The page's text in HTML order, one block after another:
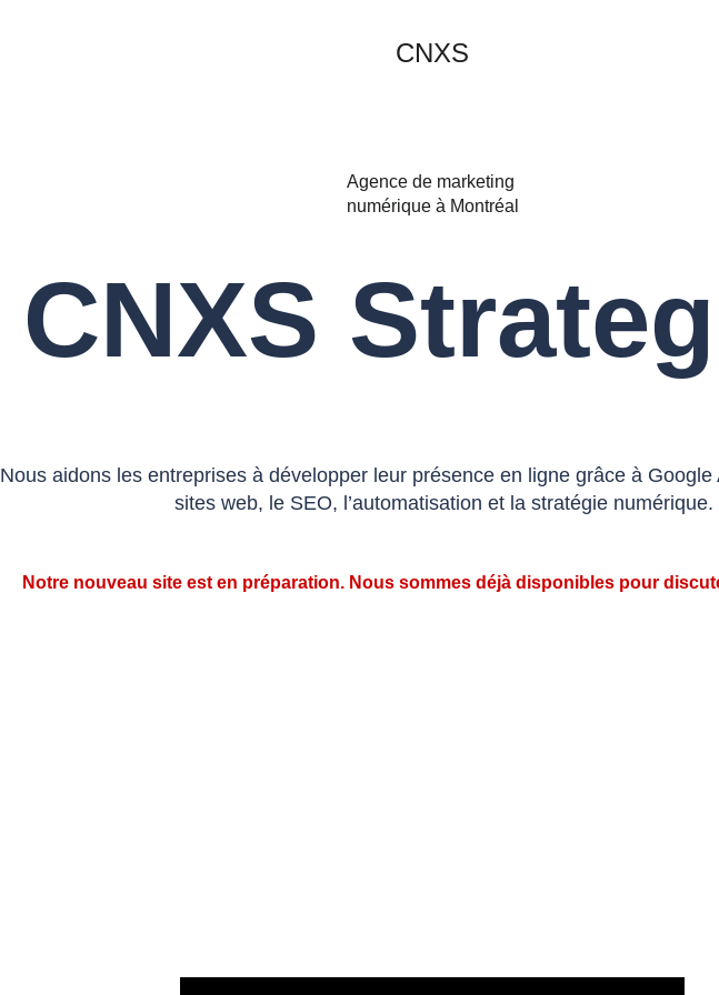
CNXS
Nous aidons les entreprises à développer leur présence en ligne grâce à
sites web, le SEO, l’automatisation et la stratégie numérique.
Agence de marketing
numérique à Montréal
CNXS
Notre nouveau site est en préparation. Nous sommes déjà disponibles pour